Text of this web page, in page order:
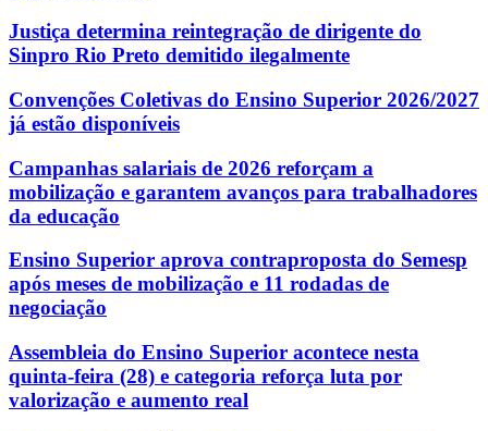
Justiça determina reintegração de dirigente do
Sinpro Rio Preto demitido ilegalmente
Convenções Coletivas do Ensino Superior 2026/2027
já estão disponíveis
Campanhas salariais de 2026 reforçam a
mobilização e garantem avanços para trabalhadores
da educação
Ensino Superior aprova contraproposta do Semesp
após meses de mobilização e 11 rodadas de
negociação
Assembleia do Ensino Superior acontece nesta
quinta-feira (28) e categoria reforça luta por
valorização e aumento real